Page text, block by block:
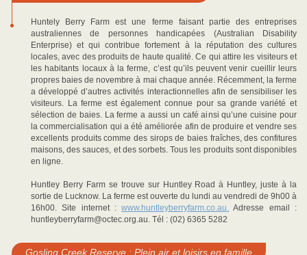
Huntely Berry Farm est une ferme faisant partie des entreprises
australiennes de personnes handicapées (Australian Disability
Enterprise) et qui contribue fortement à la réputation des cultures
locales, avec des produits de haute qualité. Ce qui attire les visiteurs et
les habitants locaux à la ferme, c’est qu’ils peuvent venir cueillir leurs
propres baies de novembre à mai chaque année. Récemment, la ferme
a développé d’autres activités interactionnelles afin de sensibiliser les
visiteurs. La ferme est également connue pour sa grande variété et
sélection de baies. La ferme a aussi un café ainsi qu’une cuisine pour
la commercialisation qui a été améliorée afin de produire et vendre ses
excellents produits comme des sirops de baies fraîches, des confitures
maisons, des sauces, et des sorbets. Tous les produits sont disponibles
en ligne.
Huntley Berry Farm se trouve sur Huntley Road à Huntley, juste à la
sortie de Lucknow. La ferme est ouverte du lundi au vendredi de 9h00 à
16h00. Site internet :www.huntleyberryfarm.co.au. Adresse email :
huntleyberryfarm@octec.org.au. Tél : (02) 6365 5282
Gosling Creek Reserve : Plein air et loisirs en famille